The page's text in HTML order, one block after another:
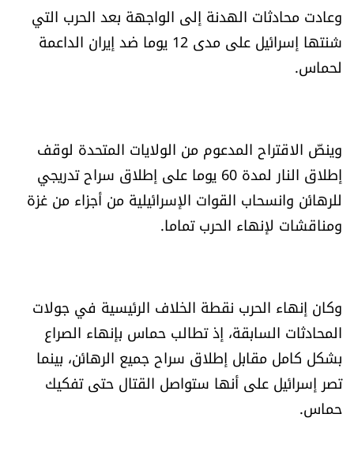
من نحن
للتواصل معنا
شروط الإشتراك
Digital solutions by
وعادت محادثات الهدنة إلى الواجهة بعد الحرب التي
شنتها إسرائيل على مدى 12 يوما ضد إيران الداعمة
لحماس.
وينصّ الاقتراح المدعوم من الولايات المتحدة لوقف
إطلاق النار لمدة 60 يوما على إطلاق سراح تدريجي
للرهائن وانسحاب القوات الإسرائيلية من أجزاء من غزة
ومناقشات لإنهاء الحرب تماما.
وكان إنهاء الحرب نقطة الخلاف الرئيسية في جولات
المحادثات السابقة، إذ تطالب حماس بإنهاء الصراع
بشكل كامل مقابل إطلاق سراح جميع الرهائن، بينما
تصر إسرائيل على أنها ستواصل القتال حتى تفكيك
حماس.